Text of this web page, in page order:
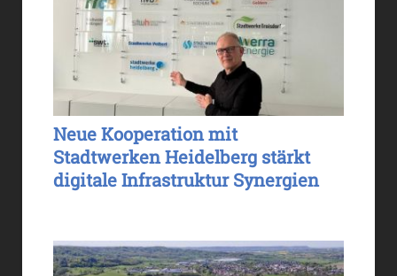
Neue Kooperation mit
Stadtwerken Heidelberg stärkt
digitale Infrastruktur Synergien